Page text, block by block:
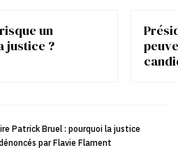
un
justice ?
Patrick Bruel : pourquoi la justice
par Flavie Flament